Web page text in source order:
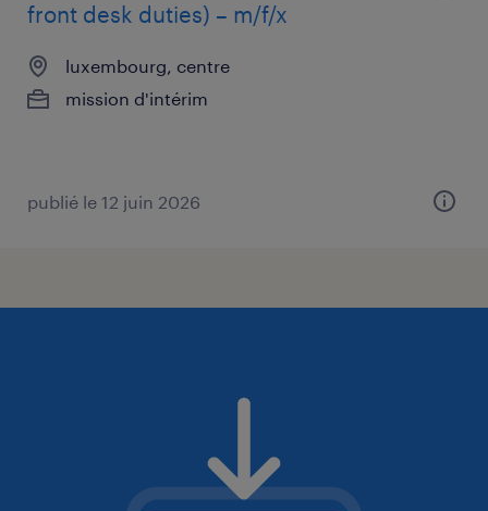
front desk duties) – m/f/x
luxembourg, centre
mission d'intérim
publié le 12 juin 2026